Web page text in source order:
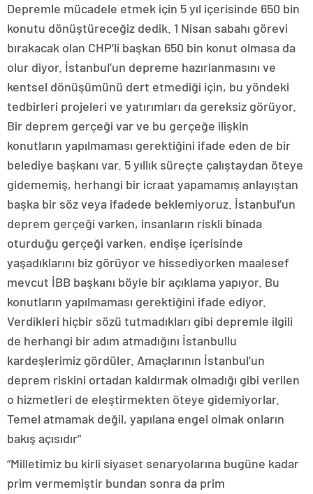
Depremle mücadele etmek için 5 yıl içerisinde 650 bin
konutu dönüştüreceğiz dedik. 1 Nisan sabahı görevi
bırakacak olan CHP’li başkan 650 bin konut olmasa da
olur diyor. İstanbul’un depreme hazırlanmasını ve
kentsel dönüşümünü dert etmediği için, bu yöndeki
tedbirleri projeleri ve yatırımları da gereksiz görüyor.
Bir deprem gerçeği var ve bu gerçeğe ilişkin
konutların yapılmaması gerektiğini ifade eden de bir
belediye başkanı var. 5 yıllık süreçte çalıştaydan öteye
gidememiş, herhangi bir icraat yapamamış anlayıştan
başka bir söz veya ifadede beklemiyoruz. İstanbul’un
deprem gerçeği varken, insanların riskli binada
oturduğu gerçeği varken, endişe içerisinde
yaşadıklarını biz görüyor ve hissediyorken maalesef
mevcut İBB başkanı böyle bir açıklama yapıyor. Bu
konutların yapılmaması gerektiğini ifade ediyor.
Verdikleri hiçbir sözü tutmadıkları gibi depremle ilgili
de herhangi bir adım atmadığını İstanbullu
kardeşlerimiz gördüler. Amaçlarının İstanbul’un
deprem riskini ortadan kaldırmak olmadığı gibi verilen
o hizmetleri de eleştirmekten öteye gidemiyorlar.
Temel atmamak değil, yapılana engel olmak onların
bakış açısıdır”
“Milletimiz bu kirli siyaset senaryolarına bugüne kadar
prim vermemiştir bundan sonra da prim